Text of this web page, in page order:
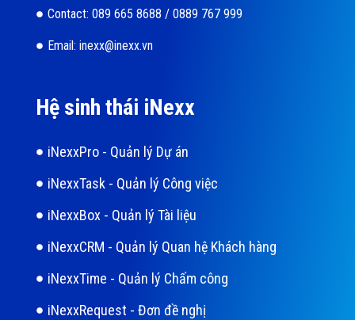
Contact: 089 665 8688 / 0889 767 999
Email: inexx@inexx.vn
Hệ sinh thái iNexx
iNexxPro - Quản lý Dự án
iNexxTask - Quản lý Công việc
iNexxBox - Quản lý Tài liệu
iNexxCRM - Quản lý Quan hệ Khách hàng
iNexxTime - Quản lý Chấm công
iNexxRequest - Đơn đề nghị